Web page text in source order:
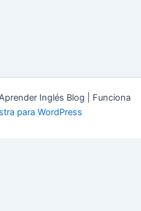
Inglés Blog | Funciona
para WordPress